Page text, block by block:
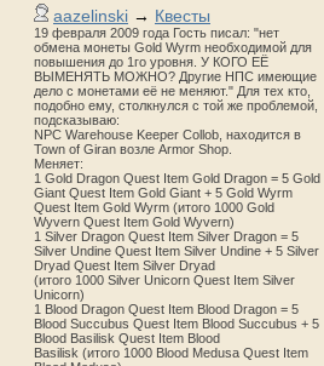
aazelinski → Квесты
19 февраля 2009 года Гость писал: "нет
обмена монеты Gold Wyrm необходимой для
повышения до 1го уровня. У КОГО ЕЁ
ВЫМЕНЯТЬ МОЖНО? Другие НПС имеющие
дело с монетами её не меняют." Для тех кто,
подобно ему, столкнулся с той же проблемой,
подсказываю:
NPC Warehouse Keeper Collob, находится в
Town of Giran возле Armor Shop.
Меняет:
1 Gold Dragon Quest Item Gold Dragon = 5 Gold
Giant Quest Item Gold Giant + 5 Gold Wyrm
Quest Item Gold Wyrm (итого 1000 Gold
Wyvern Quest Item Gold Wyvern)
1 Silver Dragon Quest Item Silver Dragon = 5
Silver Undine Quest Item Silver Undine + 5 Silver
Dryad Quest Item Silver Dryad
(итого 1000 Silver Unicorn Quest Item Silver
Unicorn)
1 Blood Dragon Quest Item Blood Dragon = 5
Blood Succubus Quest Item Blood Succubus + 5
Blood Basilisk Quest Item Blood
Basilisk (итого 1000 Blood Medusa Quest Item